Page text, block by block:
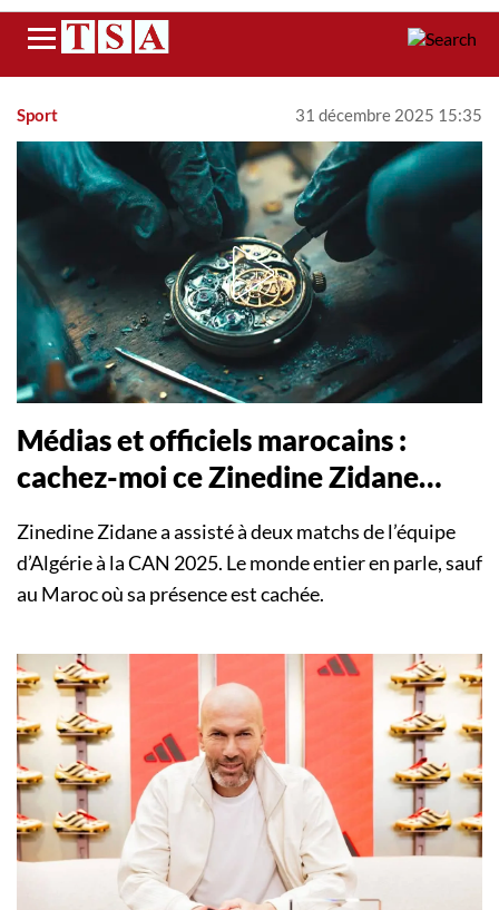
Menu
Sport 31 décembre 2025 15:35
Médias et officiels marocains :
cachez-moi ce Zinedine Zidane…
Zinedine Zidane a assisté à deux matchs de l’équipe
d’Algérie à la CAN 2025. Le monde entier en parle, sauf
au Maroc où sa présence est cachée.